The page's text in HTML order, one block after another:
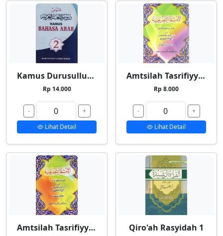
Kamus Durusullughah 2
Rp 14.000
-
+
Lihat Detail
Amtsilah Tasrifiyyah Kecil
Rp 8.000
-
+
Lihat Detail
Amtsilah Tasrifiyyah Besar Qiro'ah Rasyidah 1